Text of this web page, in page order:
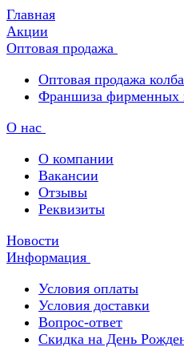
Главная
Акции
Оптовая продажа
Оптовая продажа
Франшиза фирменных
О нас
О компании
Вакансии
Отзывы
Реквизиты
Новости
Информация
Условия оплаты
Условия доставки
Вопрос-ответ
Скидка на День